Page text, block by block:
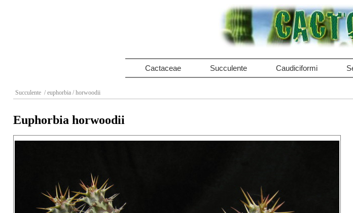
Cactaceae Succulente Caudiciformi
Succulente / euphorbia / horwoodii
Euphorbia horwoodii